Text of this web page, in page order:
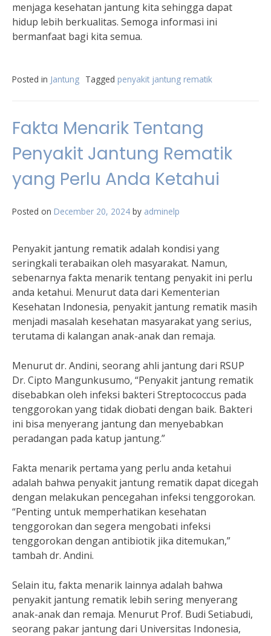
menjaga kesehatan jantung kita sehingga dapat
hidup lebih berkualitas. Semoga informasi ini
bermanfaat bagi kita semua.
Posted in Jantung Tagged penyakit jantung rematik
Fakta Menarik Tentang
Penyakit Jantung Rematik
yang Perlu Anda Ketahui
Posted on December 20, 2024 by adminelp
Penyakit jantung rematik adalah kondisi yang
seringkali terabaikan oleh masyarakat. Namun,
sebenarnya fakta menarik tentang penyakit ini perlu
anda ketahui. Menurut data dari Kementerian
Kesehatan Indonesia, penyakit jantung rematik masih
menjadi masalah kesehatan masyarakat yang serius,
terutama di kalangan anak-anak dan remaja.
Menurut dr. Andini, seorang ahli jantung dari RSUP
Dr. Cipto Mangunkusumo, “Penyakit jantung rematik
disebabkan oleh infeksi bakteri Streptococcus pada
tenggorokan yang tidak diobati dengan baik. Bakteri
ini bisa menyerang jantung dan menyebabkan
peradangan pada katup jantung.”
Fakta menarik pertama yang perlu anda ketahui
adalah bahwa penyakit jantung rematik dapat dicegah
dengan melakukan pencegahan infeksi tenggorokan.
“Penting untuk memperhatikan kesehatan
tenggorokan dan segera mengobati infeksi
tenggorokan dengan antibiotik jika ditemukan,”
tambah dr. Andini.
Selain itu, fakta menarik lainnya adalah bahwa
penyakit jantung rematik lebih sering menyerang
anak-anak dan remaja. Menurut Prof. Budi Setiabudi,
seorang pakar jantung dari Universitas Indonesia,